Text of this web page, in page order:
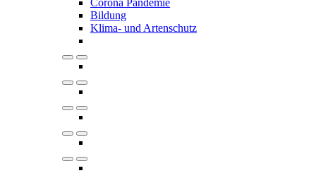
Corona Pandemie
Bildung
Klima- und Artenschutz